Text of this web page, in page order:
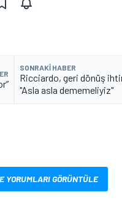
SONRAKI HABER
Ricciardo, geri dönüş
"Asla asla dememeliyiz"
YORUMLARI GÖRÜNTÜLE